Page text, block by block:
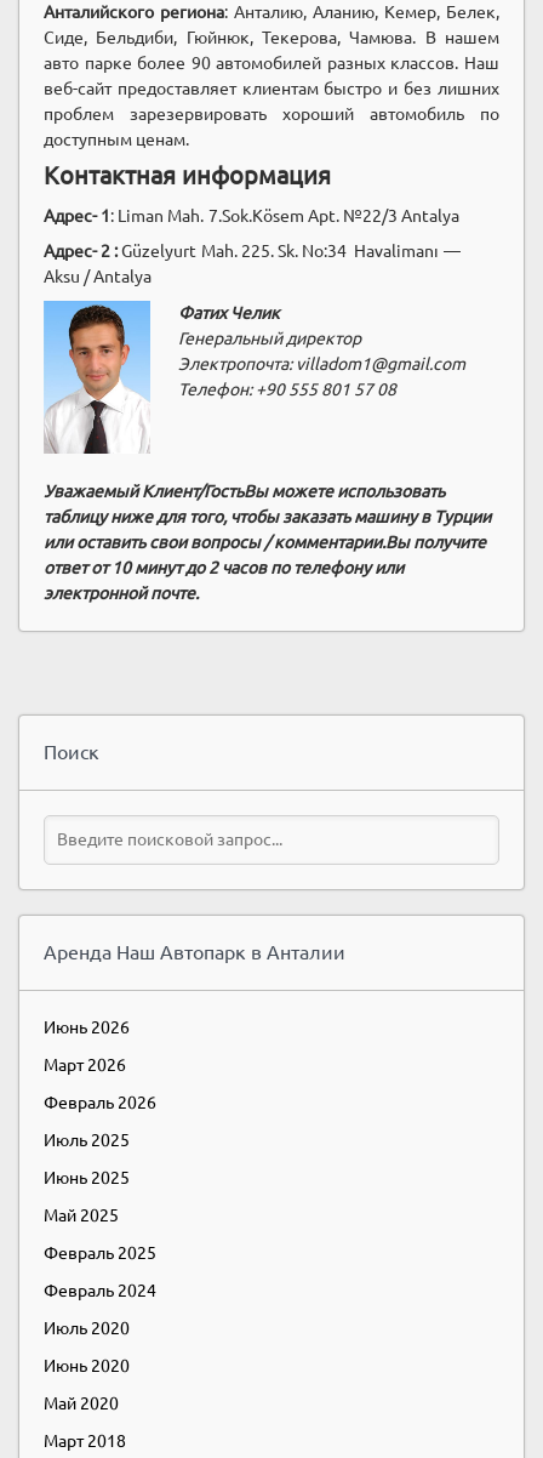
Анталийского региона: Анталию, Аланию, Кемер, Белек,
Сиде, Бельдиби, Гюйнюк, Текерова, Чамюва. В нашем
авто парке более 90 автомобилей разных классов. Наш
веб-сайт предоставляет клиентам быстро и без лишних
проблем зарезервировать хороший автомобиль по
доступным ценам.
Контактная информация
Адрес- 1: Liman Mah. 7.Sok.Kösem Apt. №22/3 Antalya
Адрес- 2 :Güzelyurt Mah. 225. Sk. No:34 Havalimanı —
Aksu / Antalya
Фатих Челик
Генеральный директор
Электропочта: villadom1@gmail.com
Телефон: +90 555 801 57 08
Уважаемый Клиент/ГостьВы можете использовать
таблицу ниже для того, чтобы заказать машину в Турции
или оставить свои вопросы / комментарии.Вы получите
ответ от 10 минут до 2 часов по телефону или
электронной почте.
Поиск
Аренда Наш Автопарк в Анталии
Июнь 2026
Март 2026
Февраль 2026
Июль 2025
Июнь 2025
Май 2025
Февраль 2025
Февраль 2024
Июль 2020
Июнь 2020
Май 2020
Март 2018